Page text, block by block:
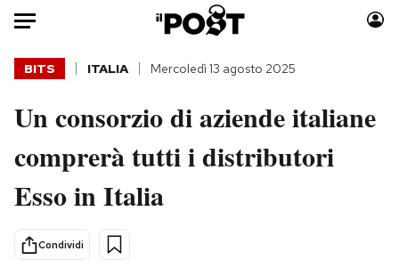
Auto
Mondo
Politica
Tecnologia
Internet
Moda
BITS ITALIA Mercoledì 13 agosto 2025
Un consorzio di aziende italiane
comprerà tutti i distributori
Esso in Italia
Condividi